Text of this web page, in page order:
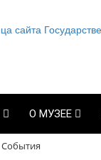
О МУЗЕЕ
События